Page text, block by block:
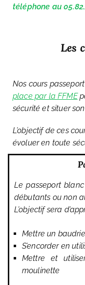
téléphone au
Les
Nos cours
place par la FFME
sécurité et situer
L’objectif de ces
évoluer en toute
Le passeport
débutants ou non
L’objectif sera
Mettre un
S’encorder en
Mettre et
moulinette